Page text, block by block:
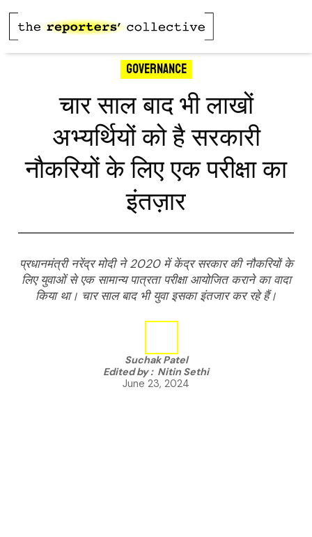
Governance
चार साल बाद भी लाखों
अभ्यर्थियों को है सरकारी
नौकरियों के लिए एक परीक्षा का
इंतज़ार
प्रधानमंत्री नरेंद्र मोदी ने 2020 में केंद्र सरकार की नौकरियों के
लिए युवाओं से एक सामान्य पात्रता परीक्षा आयोजित कराने का वादा
किया था। चार साल बाद भी युवा इसका इंतजार कर रहे हैं।
Suchak Patel
Edited by : Nitin Sethi
June 23, 2024